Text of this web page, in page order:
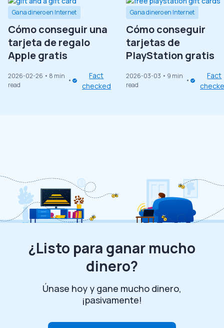
Gana dinero en Internet
Cómo conseguir una
tarjeta de regalo
Apple gratis
2026-02-26 • 8 min
read
Fact
checked
Gana dinero en Internet
Cómo conseguir
tarjetas de
PlayStation gratis
2026-03-03 • 9 min
read
Fact
¿Listo para ganar mucho
dinero?
Únase hoy y gane mucho dinero,
¡pasivamente!